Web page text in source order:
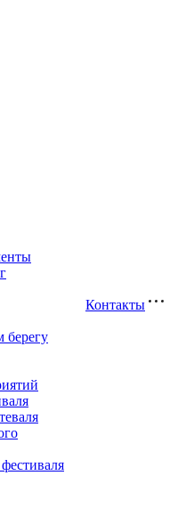
берегу
Контакты